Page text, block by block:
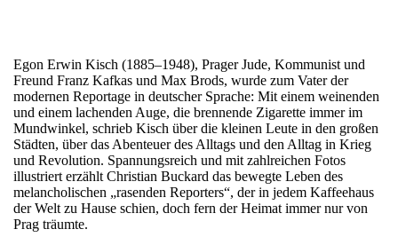
Egon Erwin Kisch (1885–1948), Prager Jude, Kommunist und
Freund Franz Kafkas und Max Brods, wurde zum Vater der
modernen Reportage in deutscher Sprache: Mit einem weinenden
und einem lachenden Auge, die brennende Zigarette immer im
Mundwinkel, schrieb Kisch über die kleinen Leute in den großen
Städten, über das Abenteuer des Alltags und den Alltag in Krieg
und Revolution. Spannungsreich und mit zahlreichen Fotos
illustriert erzählt Christian Buckard das bewegte Leben des
melancholischen „rasenden Reporters“, der in jedem Kaffeehaus
der Welt zu Hause schien, doch fern der Heimat immer nur von
Prag träumte.